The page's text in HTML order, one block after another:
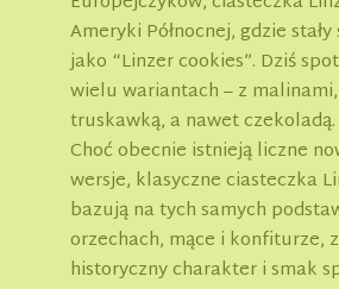
Ameryki Północnej, gdzie
jako “Linzer cookies”. Dziś
wielu wariantach – z
truskawką, a nawet czekoladą.
Choć obecnie istnieją liczne
wersje, klasyczne ciasteczka
bazują na tych samych
orzechach, mące i konfiturze,
historyczny charakter i smak